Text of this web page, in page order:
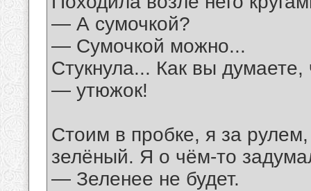
— А сумочкой?
— Сумочкой можно...
Стукнула... Как вы
— утюжок!
Стоим в пробке, я за
зелёный. Я о чём-то
— Зеленее не будет.